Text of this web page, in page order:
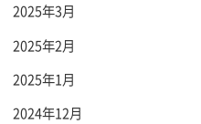
2025年3月
2025年2月
2025年1月
2024年12月